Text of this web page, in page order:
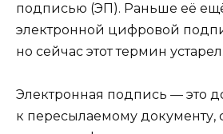
подписью (ЭП). Раньше её
электронной цифровой
но сейчас этот термин устарел.
Электронная подпись — это
к пересылаемому документу,